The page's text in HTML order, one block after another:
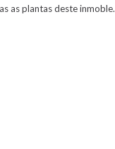
as plantas deste inmoble.